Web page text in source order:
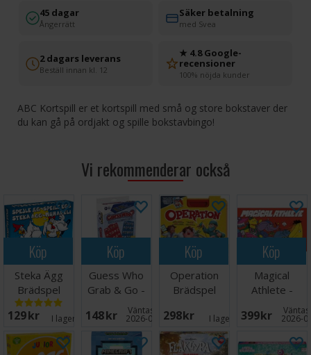
45 dagar
Ångerrätt
Säker betalning
med Svea
2 dagars leverans
Beställ innan kl. 12
★ 4.8 Google-
recensioner
100% nöjda kunder
ABC Kortspill er et kortspill med små og store bokstaver der
du kan gå på ordjakt og spille bokstavbingo!
Vi rekommenderar också
Köp
Steka Ägg
Brädspel
129 SEK I lager: 16
Köp
Guess Who
Grab & Go -
Reseutgåva
148 SEK Väntas in:
2026-08-27
Köp
Operation
Brädspel
298 SEK I lager: 4
Köp
Magical
Athlete -
NORSK
399 SEK 2026-